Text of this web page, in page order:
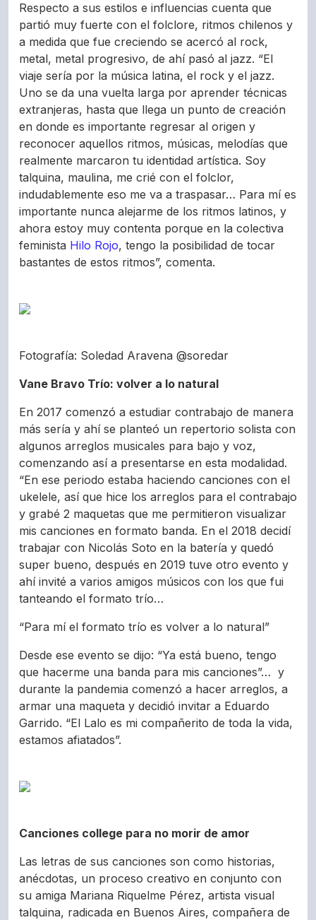
Respecto a sus estilos e influencias cuenta que
partió muy fuerte con el folclore, ritmos chilenos y
a medida que fue creciendo se acercó al rock,
metal, metal progresivo, de ahí pasó al jazz. “El
viaje sería por la música latina, el rock y el jazz.
Uno se da una vuelta larga por aprender técnicas
extranjeras, hasta que llega un punto de creación
en donde es importante regresar al origen y
reconocer aquellos ritmos, músicas, melodías que
realmente marcaron tu identidad artística. Soy
talquina, maulina, me crié con el folclor,
indudablemente eso me va a traspasar… Para mí es
importante nunca alejarme de los ritmos latinos, y
ahora estoy muy contenta porque en la colectiva
feminista Hilo Rojo, tengo la posibilidad de tocar
bastantes de estos ritmos”, comenta.
Fotografía: Soledad Aravena @soredar
Vane Bravo Trío: volver a lo natural
En 2017 comenzó a estudiar contrabajo de manera
más sería y ahí se planteó un repertorio solista con
algunos arreglos musicales para bajo y voz,
comenzando así a presentarse en esta modalidad.
“En ese periodo estaba haciendo canciones con el
ukelele, así que hice los arreglos para el contrabajo
y grabé 2 maquetas que me permitieron visualizar
mis canciones en formato banda. En el 2018 decidí
trabajar con Nicolás Soto en la batería y quedó
super bueno, después en 2019 tuve otro evento y
ahí invité a varios amigos músicos con los que fui
tanteando el formato trío…
“Para mí el formato trío es volver a lo natural”
Desde ese evento se dijo: “Ya está bueno, tengo
que hacerme una banda para mis canciones”… y
durante la pandemia comenzó a hacer arreglos, a
armar una maqueta y decidió invitar a Eduardo
Garrido. “El Lalo es mi compañerito de toda la vida,
estamos afiatados”.
Canciones college para no morir de amor
Las letras de sus canciones son como historias,
anécdotas, un proceso creativo en conjunto con
su amiga Mariana Riquelme Pérez, artista visual
talquina, radicada en Buenos Aires, compañera de